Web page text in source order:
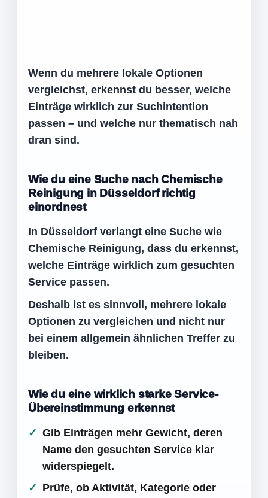
Wenn du mehrere lokale Optionen
vergleichst, erkennst du besser, welche
Einträge wirklich zur Suchintention
passen – und welche nur thematisch nah
dran sind.
Wie du eine Suche nach Chemische
Reinigung in Düsseldorf richtig
einordnest
In Düsseldorf verlangt eine Suche wie
Chemische Reinigung, dass du erkennst,
welche Einträge wirklich zum gesuchten
Service passen.
Deshalb ist es sinnvoll, mehrere lokale
Optionen zu vergleichen und nicht nur
bei einem allgemein ähnlichen Treffer zu
bleiben.
Wie du eine wirklich starke Service-
Übereinstimmung erkennst
Gib Einträgen mehr Gewicht, deren
Name den gesuchten Service klar
widerspiegelt.
Prüfe, ob Aktivität, Kategorie oder